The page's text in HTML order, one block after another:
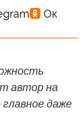
автор на
даже